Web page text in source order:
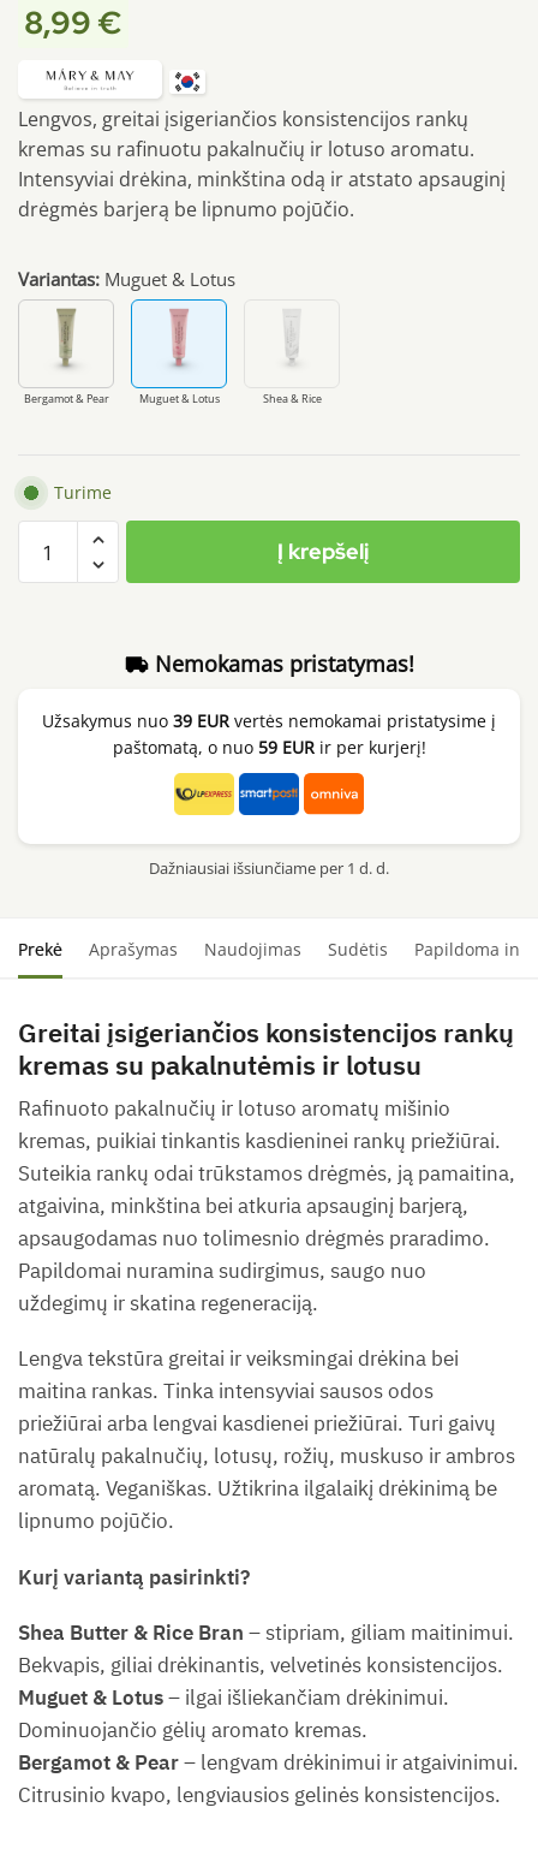
8,99 €
Lengvos, greitai įsigeriančios konsistencijos rankų
kremas su rafinuotu pakalnučių ir lotuso aromatu.
Intensyviai drėkina, minkština odą ir atstato apsauginį
drėgmės barjerą be lipnumo pojūčio.
Variantas: Muguet & Lotus
Bergamot & Pear Muguet & Lotus Shea & Rice
Turime
kiekis:
Į krepšelį
Nemokamas pristatymas!
Užsakymus nuo 39 EUR vertės nemokamai pristatysime į
paštomatą, o nuo 59 EURir per kurjerį!
Dažniausiai išsiunčiame per 1 d. d.
Prekė Aprašymas Naudojimas Sudėtis Papildoma
Greitai įsigeriančios konsistencijos rankų
kremas su pakalnutėmis ir lotusu
Rafinuoto pakalnučių ir lotuso aromatų mišinio
kremas, puikiai tinkantis kasdieninei rankų priežiūrai.
Suteikia rankų odai trūkstamos drėgmės, ją pamaitina,
atgaivina, minkština bei atkuria apsauginį barjerą,
apsaugodamas nuo tolimesnio drėgmės praradimo.
Papildomai nuramina sudirgimus, saugo nuo
uždegimų ir skatina regeneraciją.
Lengva tekstūra greitai ir veiksmingai drėkina bei
maitina rankas. Tinka intensyviai sausos odos
priežiūrai arba lengvai kasdienei priežiūrai. Turi gaivų
natūralų pakalnučių, lotusų, rožių, muskuso ir ambros
aromatą. Veganiškas. Užtikrina ilgalaikį drėkinimą be
lipnumo pojūčio.
Kurį variantą pasirinkti?
Shea Butter & Rice Bran – stipriam, giliam maitinimui.
Bekvapis, giliai drėkinantis, velvetinės konsistencijos.
Muguet & Lotus– ilgai išliekančiam drėkinimui.
Dominuojančio gėlių aromato kremas.
Bergamot & Pear– lengvam drėkinimui ir atgaivinimui.
Citrusinio kvapo, lengviausios gelinės konsistencijos.